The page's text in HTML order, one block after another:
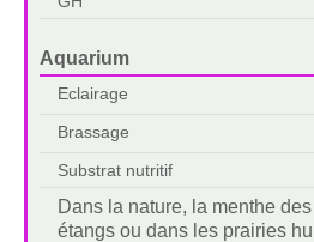
Aquarium
Eclairage
Brassage
Substrat nutritif
Dans la nature, la menthe
étangs ou dans les prairies